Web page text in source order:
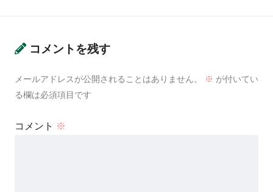
コメントを残す
メールアドレスが公開されることはありません。 ※ が付いてい
る欄は必須項目です
コメント ※